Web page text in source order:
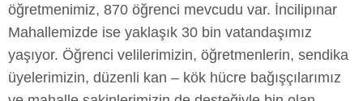
öğretmenimiz, 870 öğrenci mevcudu var. İncilipınar
Mahallemizde ise yaklaşık 30 bin vatandaşımız
yaşıyor. Öğrenci velilerimizin, öğretmenlerin, sendika
üyelerimizin, düzenli kan – kök hücre bağışçılarımız